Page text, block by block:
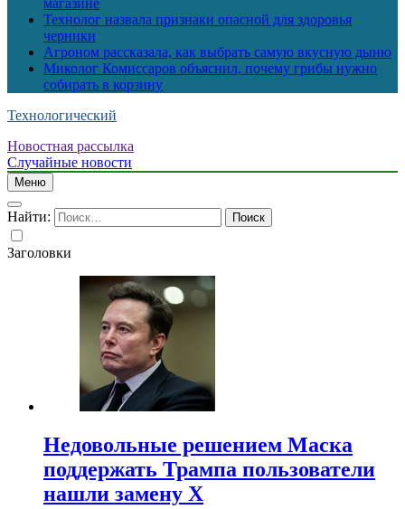
магазине
Технолог назвала признаки опасной для здоровья
черники
Агроном рассказала, как выбрать самую вкусную дыню
Миколог Комиссаров объяснил, почему грибы нужно
собирать в корзину
Технологический
Новостная рассылка
Случайные новости
Меню
Найти:
Заголовки
Недовольные решением Маска
поддержать Трампа пользователи
нашли замену X